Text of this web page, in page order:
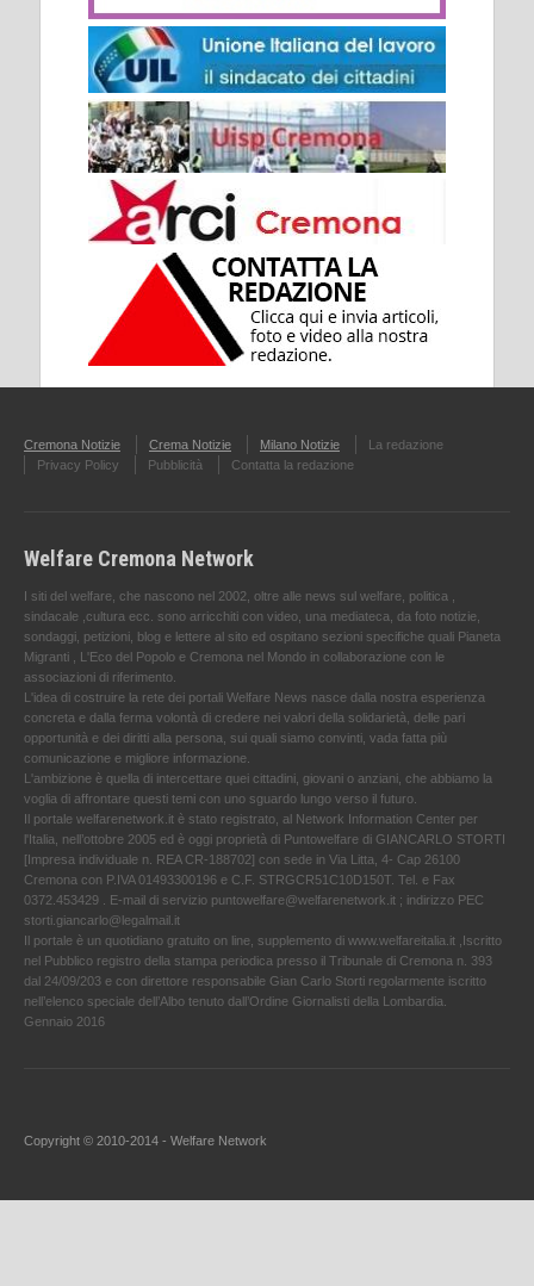
Cremona Notizie Crema Notizie Milano Notizie
La redazione
Privacy Policy
Pubblicità Contatta la redazione
Welfare Cremona Network
I siti del welfare, che nascono nel 2002, oltre alle news sul welfare, politica ,
sindacale ,cultura ecc. sono arricchiti con video, una mediateca, da foto notizie,
sondaggi, petizioni, blog e lettere al sito ed ospitano sezioni specifiche quali Pianeta
Migranti , L'Eco del Popolo e Cremona nel Mondo in collaborazione con le
associazioni di riferimento.
L'idea di costruire la rete dei portali Welfare News nasce dalla nostra esperienza
concreta e dalla ferma volontà di credere nei valori della solidarietà, delle pari
opportunità e dei diritti alla persona, sui quali siamo convinti, vada fatta più
comunicazione e migliore informazione.
L'ambizione è quella di intercettare quei cittadini, giovani o anziani, che abbiamo la
voglia di affrontare questi temi con uno sguardo lungo verso il futuro.
Il portale welfarenetwork.it è stato registrato, al Network Information Center per
l'Italia, nell’ottobre 2005 ed è oggi proprietà di Puntowelfare di GIANCARLO STORTI
[Impresa individuale n. REA CR-188702] con sede in Via Litta, 4- Cap 26100
Cremona con P.IVA 01493300196 e C.F. STRGCR51C10D150T. Tel. e Fax
0372.453429 . E-mail di servizio puntowelfare@welfarenetwork.it ; indirizzo PEC
storti.giancarlo@legalmail.it
Il portale è un quotidiano gratuito on line, supplemento di www.welfareitalia.it ,Iscritto
nel Pubblico registro della stampa periodica presso il Tribunale di Cremona n. 393
dal 24/09/203 e con direttore responsabile Gian Carlo Storti regolarmente iscritto
nell’elenco speciale dell’Albo tenuto dall’Ordine Giornalisti della Lombardia.
Gennaio 2016
Copyright © 2010-2014 - Welfare Network